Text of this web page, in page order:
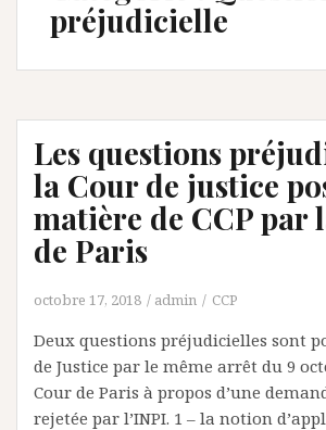
préjudicielle
Les questions
la Cour de justice
matière de CCP par
de Paris
octobre 17, 2018 admin CCP
Deux questions préjudicielles sont
de Justice par le même arrêt du 9
Cour de Paris à propos d’une
rejetée par l’INPI. 1 – la notion